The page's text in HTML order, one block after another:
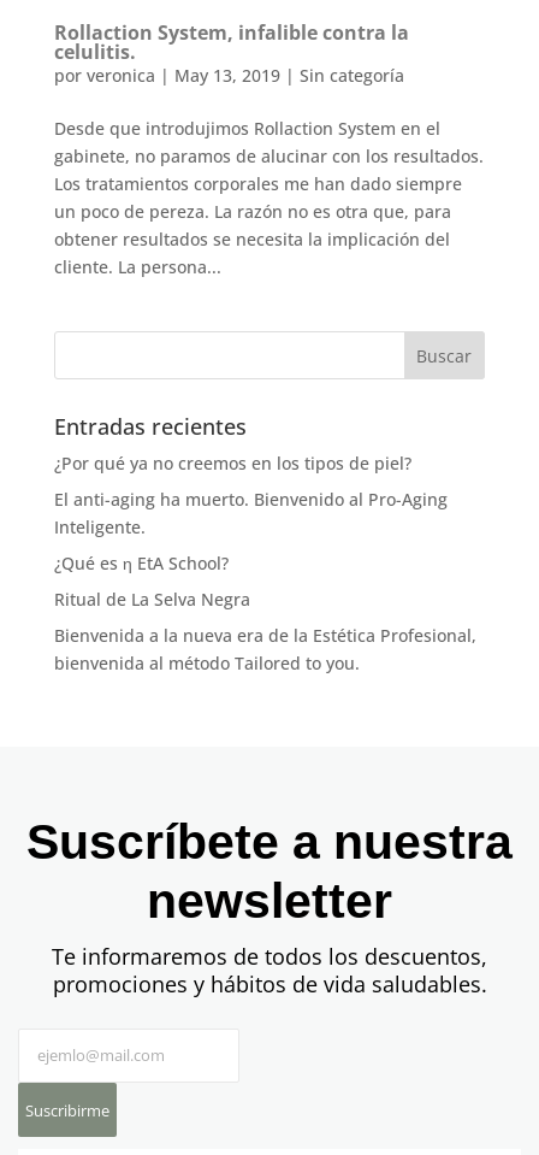
Rollaction System, infalible contra la
celulitis.
por veronica | May 13, 2019| Sin categoría
Desde que introdujimos Rollaction System en el
gabinete, no paramos de alucinar con los resultados.
Los tratamientos corporales me han dado siempre
un poco de pereza. La razón no es otra que, para
obtener resultados se necesita la implicación del
cliente. La persona...
Entradas recientes
¿Por qué ya no creemos en los tipos de piel?
El anti-aging ha muerto. Bienvenido al Pro-Aging
Inteligente.
¿Qué es η EtA School?
Ritual de La Selva Negra
Bienvenida a la nueva era de la Estética Profesional,
bienvenida al método Tailored to you.
Suscríbete a nuestra
newsletter
Te informaremos de todos los descuentos,
promociones y hábitos de vida saludables.
Suscribirme